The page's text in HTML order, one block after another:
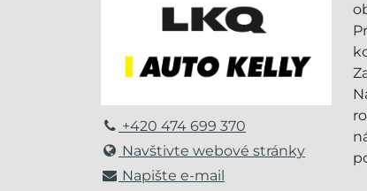
+420 474 699 370
Navštivte webové stránky
Napište e-mail